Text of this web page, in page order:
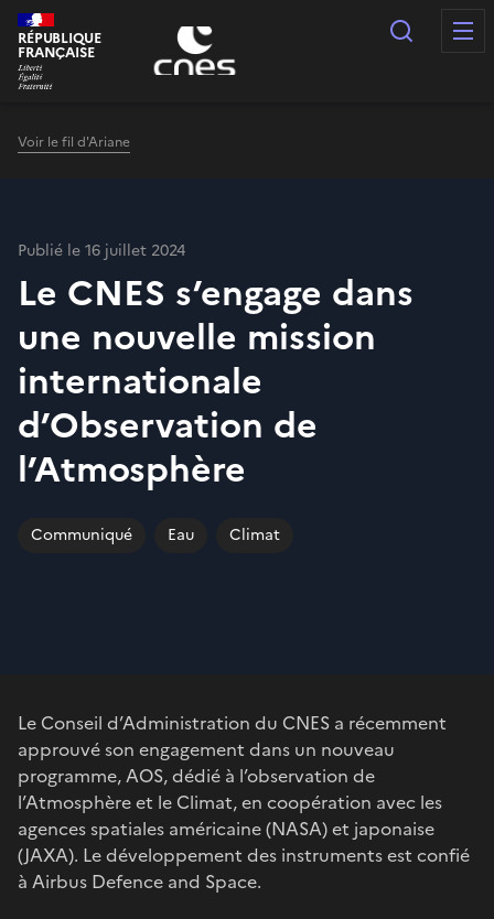
Panneau de gestion des cookies
RÉPUBLIQUE
FRANÇAISE
Voir le fil d'Ariane
Publié le 16 juillet 2024
Le CNES s’engage dans
une nouvelle mission
internationale
d’Observation de
l’Atmosphère
Communiqué Eau Climat
Le Conseil d’Administration du CNES a récemment
approuvé son engagement dans un nouveau
programme, AOS, dédié à l’observation de
l’Atmosphère et le Climat, en coopération avec les
agences spatiales américaine (NASA) et japonaise
(JAXA). Le développement des instruments est confié
à Airbus Defence and Space.